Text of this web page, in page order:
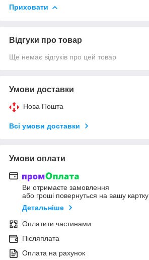
Приховати
Відгуки про товар
Ще немає відгуків про цей товар
Умови доставки
Нова Пошта
Всі умови доставки
Умови оплати
Ви отримаєте замовлення
або гроші повернуться на вашу картку
Детальніше
Оплатити частинами
Післяплата
Оплата на рахунок